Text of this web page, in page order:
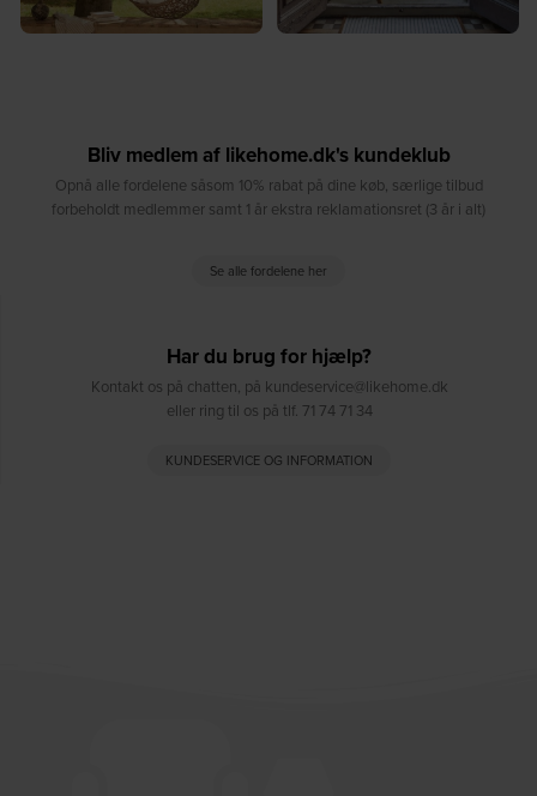
Bliv medlem af likehome.dk's kundeklub
Opnå alle fordelene såsom 10% rabat på dine køb, særlige tilbud
forbeholdt medlemmer samt 1 år ekstra reklamationsret (3 år i alt)
Se alle fordelene her
Har du brug for hjælp?
Kontakt os på chatten, på kundeservice@likehome.dk
eller ring til os på tlf. 71 74 71 34
KUNDESERVICE OG INFORMATION